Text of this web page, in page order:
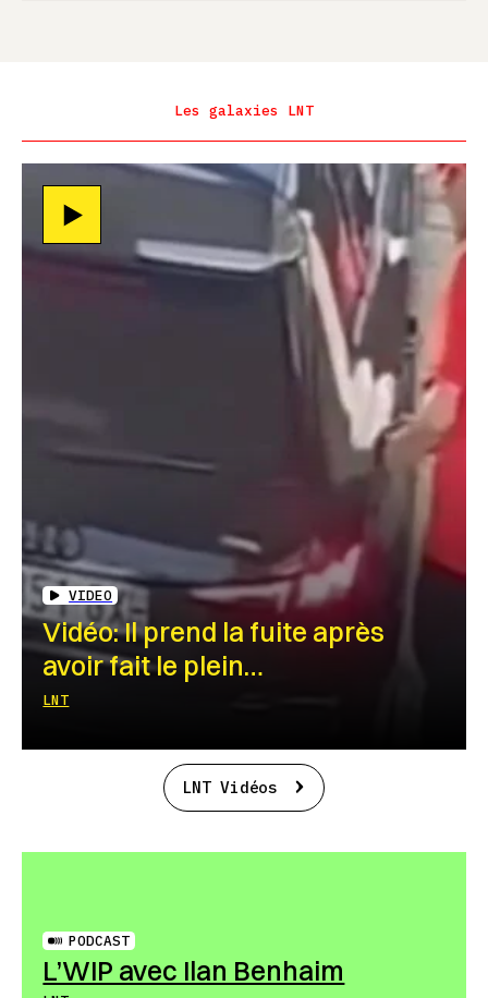
Les galaxies LNT
VIDEO
Vidéo: Il prend la fuite après
avoir fait le plein…
LNT
LNT Vidéos
PODCAST
L’WIP avec Ilan Benhaim